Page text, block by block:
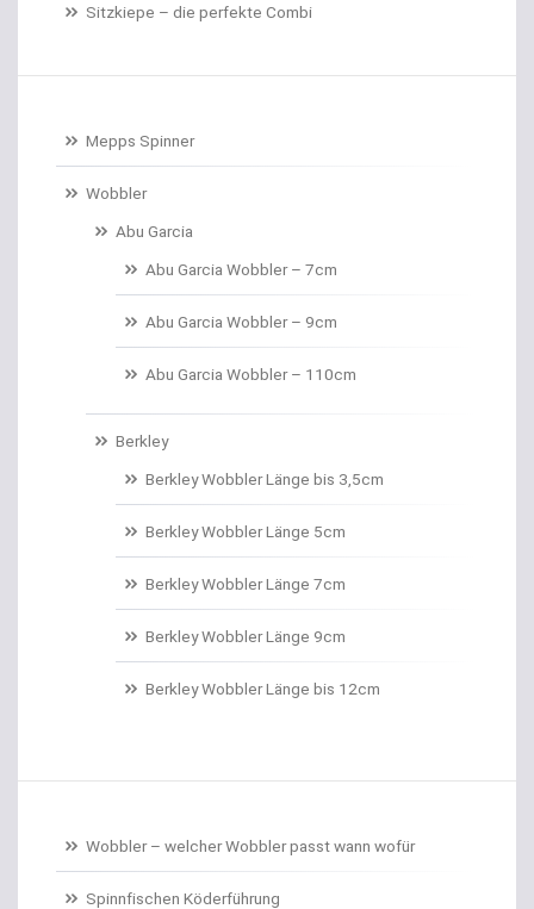
Auftriebssysteme für Köder
Baitcastrollen
Baitformer für Forellenteig
Banksticks/Erdspeere
Barrows & Trolleys
Barschhaken gebunden
Bauchtaschen
Bedchairs
Birnenbleie
Bissanzeiger
Bivytable
Sitzkiepe – die perfekte Combi
Mepps Spinner
Wobbler
Abu Garcia
Abu Garcia Wobbler – 7cm
Abu Garcia Wobbler – 9cm
Abu Garcia Wobbler – 110cm
Berkley
Berkley Wobbler Länge bis 3,5cm
Berkley Wobbler Länge 5cm
Berkley Wobbler Länge 7cm
Berkley Wobbler Länge 9cm
Berkley Wobbler Länge bis 12cm
Wobbler – welcher Wobbler passt wann wofür
Spinnfischen Köderführung